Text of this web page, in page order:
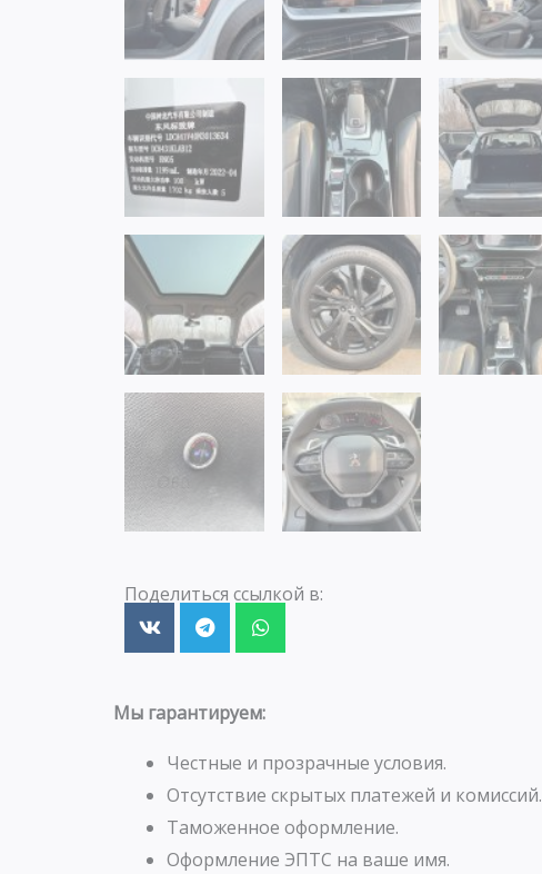
Поделиться ссылкой в:
Мы гарантируем:
Честные и прозрачные условия.
Отсутствие скрытых платежей и комиссий.
Таможенное оформление.
Оформление ЭПТС на ваше имя.